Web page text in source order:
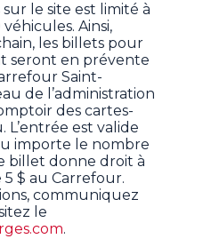
le site est limité à
Ainsi,
les billets pour
seront en prévente
Saint-
de l’administration
des cartes-
L’entrée est valide
importe le nombre
billet donne droit à
$ au Carrefour.
communiquez
le
.